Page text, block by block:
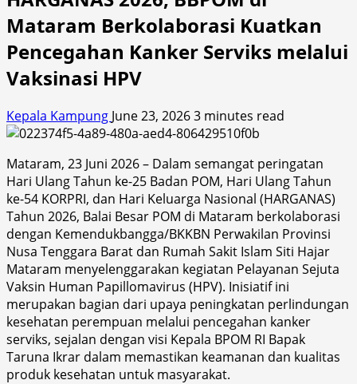
Mataram Berkolaborasi Kuatkan
Pencegahan Kanker Serviks melalui
Vaksinasi HPV
Kepala Kampung June 23, 20263 minutes read
Mataram, 23 Juni 2026 – Dalam semangat peringatan
Hari Ulang Tahun ke-25 Badan POM, Hari Ulang Tahun
ke-54 KORPRI, dan Hari Keluarga Nasional (HARGANAS)
Tahun 2026, Balai Besar POM di Mataram berkolaborasi
dengan Kemendukbangga/BKKBN Perwakilan Provinsi
Nusa Tenggara Barat dan Rumah Sakit Islam Siti Hajar
Mataram menyelenggarakan kegiatan Pelayanan Sejuta
Vaksin Human Papillomavirus (HPV). Inisiatif ini
merupakan bagian dari upaya peningkatan perlindungan
kesehatan perempuan melalui pencegahan kanker
serviks, sejalan dengan visi Kepala BPOM RI Bapak
Taruna Ikrar dalam memastikan keamanan dan kualitas
produk kesehatan untuk masyarakat.